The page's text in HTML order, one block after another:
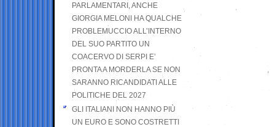
PARLAMENTARI, ANCHE
GIORGIA MELONI HA QUALCHE
PROBLEMUCCIO ALL’INTERNO
DEL SUO PARTITO UN
COACERVO DI SERPI E’
PRONTA A MORDERLA SE NON
SARANNO RICANDIDATI ALLE
POLITICHE DEL 2027
GLI ITALIANI NON HANNO PIÙ
UN EURO E SONO COSTRETTI